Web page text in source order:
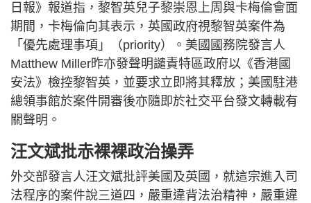
日報》報道指，黎智英兒子黎崇恩上周與卡梅倫會面
期間，卡梅倫向其表示，英國政府視黎智英案件為
「優先處理事項」（priority）。美國國務院發言人
Matthew Miller昨亦發聲明譴責特區政府以《香港國
安法》檢控黎智英，並要求立即將其釋放；美國駐港
總領事館於案件開審後亦隨即於社交平台發文轉載有
關聲明。
汪文斌批赤裸裸政治操弄
外交部發言人汪文斌批評美國及英國，就這宗進入司
法程序的案件說三道四，嚴重違背法治精神，嚴重違